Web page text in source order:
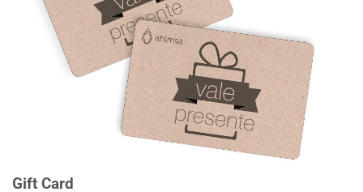
Gift Card